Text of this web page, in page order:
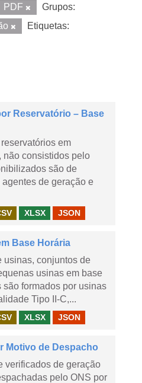
PDF
Grupos:
Etiquetas:
Reservatório – Base
em
não consistidos pelo
são de
de geração e
XLSX JSON
Base Horária
usinas, conjuntos de
usinas em base
são formados por usinas
Tipo II-C,...
XLSX JSON
Motivo de Despacho
verificados de geração
pelo ONS por